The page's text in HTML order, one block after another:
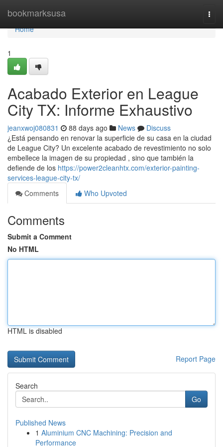
bookmarksusa
Home
Home
1
Acabado Exterior en League
City TX: Informe Exhaustivo
jeanxwoj080831 88 days ago News
Discuss
¿Está pensando en renovar la superficie de su casa en la ciudad
de League City? Un excelente acabado de revestimiento no solo
embellece la imagen de su propiedad , sino que también la
defiende de los https://power2cleanhtx.com/exterior-painting-
services-league-city-tx/
Comments
Who Upvoted
Comments
Submit a Comment
No HTML
HTML is disabled
Report Page
Search
Go
Published News
1 Aluminium CNC Machining: Precision and
Performance